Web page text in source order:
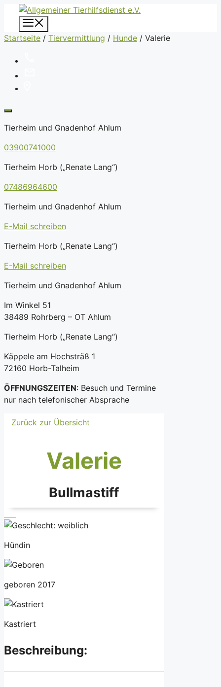
Zum
Inhalt
springen
Startseite / Tiervermittlung / Hunde / Valerie
Tierheim und Gnadenhof Ahlum
03900741000
Tierheim Horb („Renate Lang“)
07486964600
Tierheim und Gnadenhof Ahlum
E-Mail schreiben
Tierheim Horb („Renate Lang“)
E-Mail schreiben
Tierheim und Gnadenhof Ahlum
Im Winkel 51
38489 Rohrberg – OT Ahlum
Tierheim Horb („Renate Lang“)
Käppele am Hochsträß 1
72160 Horb-Talheim
ÖFFNUNGSZEITEN: Besuch und Termine
nur nach telefonischer Absprache
Zurück zur Übersicht
Valerie
Bullmastiff
Hündin
geboren 2017
Kastriert
Beschreibung: